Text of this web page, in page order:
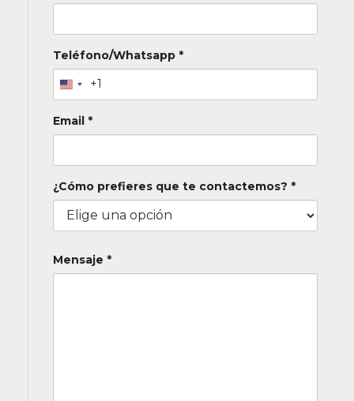
Teléfono/Whatsapp *
+1
Email *
¿Cómo prefieres que te contactemos? *
Mensaje *